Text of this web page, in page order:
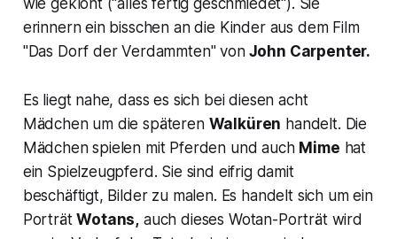
erinnern ein bisschen an die Kinder aus dem Film
"Das Dorf der Verdammten"vonJohn Carpenter.
Es liegt nahe, dass es sich bei diesen acht
Mädchen um die späteren Walküren handelt. Die
Mädchen spielen mit Pferden und auch Mime hat
ein Spielzeugpferd. Sie sind eifrig damit
beschäftigt, Bilder zu malen. Es handelt sich um ein
PorträtWotans, auch dieses Wotan-Porträt wird